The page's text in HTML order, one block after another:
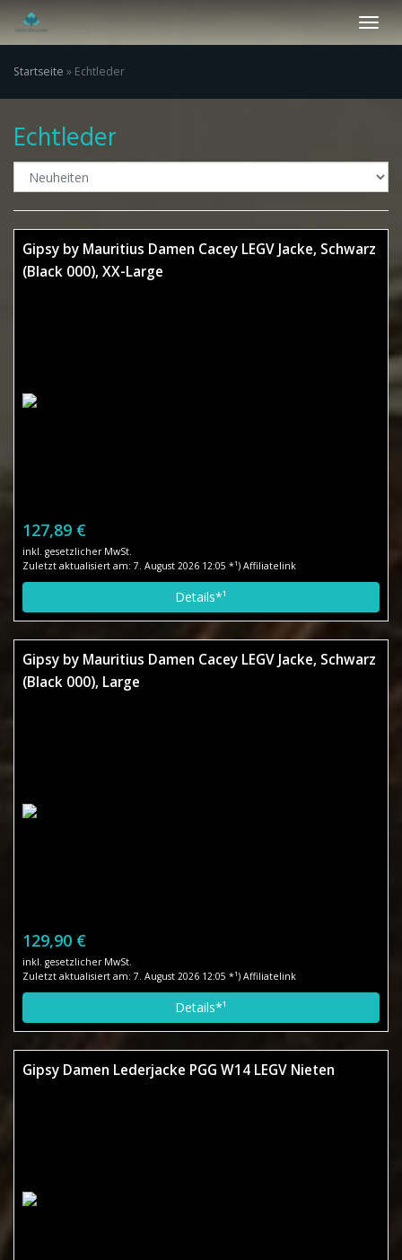
main
Startseite » Echtleder
Echtleder
Gipsy by Mauritius Damen Cacey LEGV Jacke, Schwarz
(Black 000), XX-Large
127,89 €
inkl. gesetzlicher MwSt.
Zuletzt aktualisiert am: 7. August 2026 12:05 *¹) Affiliatelink
Details*¹
Gipsy by Mauritius Damen Cacey LEGV Jacke, Schwarz
(Black 000), Large
129,90 €
inkl. gesetzlicher MwSt.
Zuletzt aktualisiert am: 7. August 2026 12:05 *¹) Affiliatelink
Details*¹
Gipsy Damen Lederjacke PGG W14 LEGV Nieten